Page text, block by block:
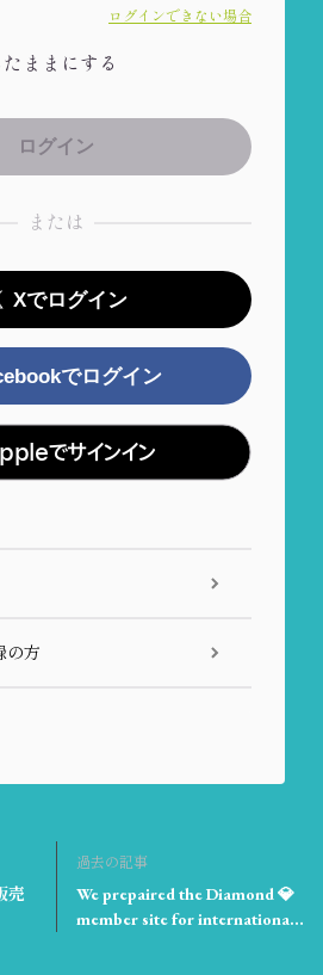
ログインできない場合
ままにする
または
Xでログイン
でログイン
でサインイン
の方
売
過去の記事
We prepaired the Diamond 💎
member site for international